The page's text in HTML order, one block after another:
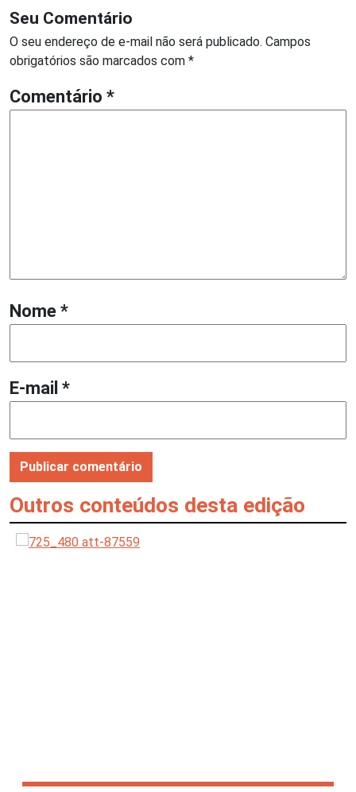
Seu Comentário
O seu endereço de e-mail não será publicado. Campos
obrigatórios são marcados com *
Comentário *
Nome *
E-mail *
Outros conteúdos desta edição